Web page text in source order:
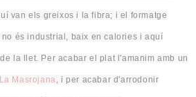
van els greixos i la fibra; i el formatge
és industrial, baix en calories i aquí
la llet. Per acabar el plat l'amanim amb un
La Masrojana, i per acabar d'arrodonir